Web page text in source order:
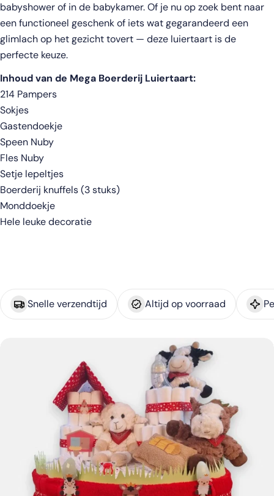
babyshower of in de babykamer. Of je nu op zoek bent naar
een functioneel geschenk of iets wat gegarandeerd een
glimlach op het gezicht tovert — deze luiertaart is de
perfecte keuze.
Inhoud van de Mega Boerderij Luiertaart:
214 Pampers
Sokjes
Gastendoekje
Speen Nuby
Fles Nuby
Setje lepeltjes
Boerderij knuffels (3 stuks)
Monddoekje
Hele leuke decoratie
Snelle verzendtijd Altijd op voorraad